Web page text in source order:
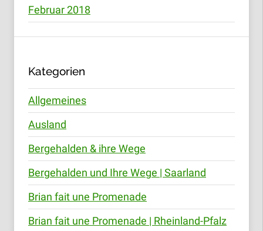
Februar 2018
Kategorien
Allgemeines
Ausland
Bergehalden & ihre Wege
Bergehalden und Ihre Wege | Saarland
Brian fait une Promenade
Brian fait une Promenade | Rheinland-Pfalz